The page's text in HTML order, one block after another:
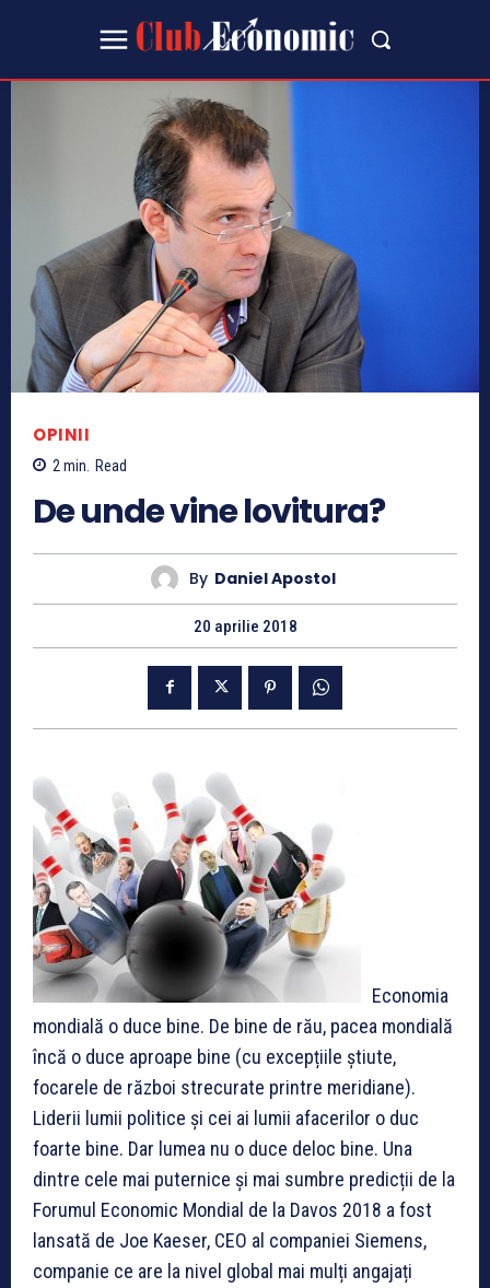
OPINII
2min. Read
De unde vine lovitura?
By Daniel Apostol
20 aprilie 2018
Economia
mondială o duce bine. De bine de rău, pacea mondială
încă o duce aproape bine (cu excepțiile știute,
focarele de război strecurate printre meridiane).
Liderii lumii politice și cei ai lumii afacerilor o duc
foarte bine. Dar lumea nu o duce deloc bine. Una
dintre cele mai puternice și mai sumbre predicții de la
Forumul Economic Mondial de la Davos 2018 a fost
lansată de Joe Kaeser, CEO al companiei Siemens,
companie ce are la nivel global mai mulți angajați